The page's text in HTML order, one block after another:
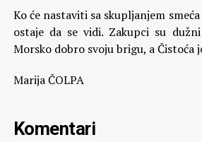
Ko će nastaviti sa skupljanjem
ostaje da se vidi. Zakupci su
Morsko dobro svoju brigu, a Čistoća
Marija ČOLPA
Komentari